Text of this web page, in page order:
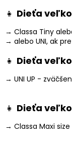
👧 Dieťa
→ Classa Tiny
→ alebo UNI, ak
👧 Dieťa
→ UNI UP -
👧 Dieťa
→ Classa Maxi